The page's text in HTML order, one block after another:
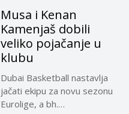
Musa i Kenan
Kamenjaš dobili
veliko pojačanje u
klubu
Dubai Basketball nastavlja
jačati ekipu za novu sezonu
Eurolige, a bh.